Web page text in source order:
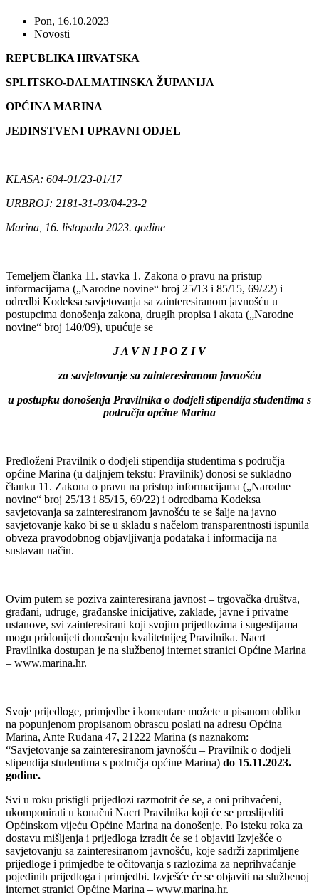
Pon, 16.10.2023
Novosti
REPUBLIKA HRVATSKA
SPLITSKO-DALMATINSKA ŽUPANIJA
OPĆINA MARINA
JEDINSTVENI UPRAVNI ODJEL
KLASA: 604-01/23-01/17
URBROJ: 2181-31-03/04-23-2
Marina, 16. listopada 2023. godine
Temeljem članka 11. stavka 1. Zakona o pravu na pristup
informacijama („Narodne novine“ broj 25/13 i 85/15, 69/22) i
odredbi Kodeksa savjetovanja sa zainteresiranom javnošću u
postupcima donošenja zakona, drugih propisa i akata („Narodne
novine“ broj 140/09), upućuje se
J A V N I P O Z I V
za savjetovanje sa zainteresiranom javnošću
u postupku donošenja Pravilnika o dodjeli stipendija studentima s
područja općine Marina
Predloženi Pravilnik o dodjeli stipendija studentima s područja
općine Marina (u daljnjem tekstu: Pravilnik) donosi se sukladno
članku 11. Zakona o pravu na pristup informacijama („Narodne
novine“ broj 25/13 i 85/15, 69/22) i odredbama Kodeksa
savjetovanja sa zainteresiranom javnošću te se šalje na javno
savjetovanje kako bi se u skladu s načelom transparentnosti ispunila
obveza pravodobnog objavljivanja podataka i informacija na
sustavan način.
Ovim putem se poziva zainteresirana javnost – trgovačka društva,
građani, udruge, građanske inicijative, zaklade, javne i privatne
ustanove, svi zainteresirani koji svojim prijedlozima i sugestijama
mogu pridonijeti donošenju kvalitetnijeg Pravilnika. Nacrt
Pravilnika dostupan je na službenoj internet stranici Općine Marina
– www.marina.hr.
Svoje prijedloge, primjedbe i komentare možete u pisanom obliku
na popunjenom propisanom obrascu poslati na adresu Općina
Marina, Ante Rudana 47, 21222 Marina (s naznakom:
“Savjetovanje sa zainteresiranom javnošću – Pravilnik o dodjeli
stipendija studentima s područja općine Marina) do 15.11.2023.
godine.
Svi u roku pristigli prijedlozi razmotrit će se, a oni prihvaćeni,
ukomponirati u konačni Nacrt Pravilnika koji će se proslijediti
Općinskom vijeću Općine Marina na donošenje. Po isteku roka za
dostavu mišljenja i prijedloga izradit će se i objaviti Izvješće o
savjetovanju sa zainteresiranom javnošću, koje sadrži zaprimljene
prijedloge i primjedbe te očitovanja s razlozima za neprihvaćanje
pojedinih prijedloga i primjedbi. Izvješće će se objaviti na službenoj
internet stranici Općine Marina – www.marina.hr.